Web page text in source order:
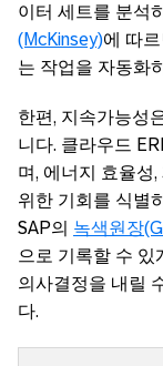
이터 세트를 분석
(McKinsey)에 따
는 작업을 자동화
한편, 지속가능성
니다. 클라우드
며, 에너지 효율성
위한 기회를 식별
SAP의 녹색원장
으로 기록할 수 있
의사결정을 내릴
다.